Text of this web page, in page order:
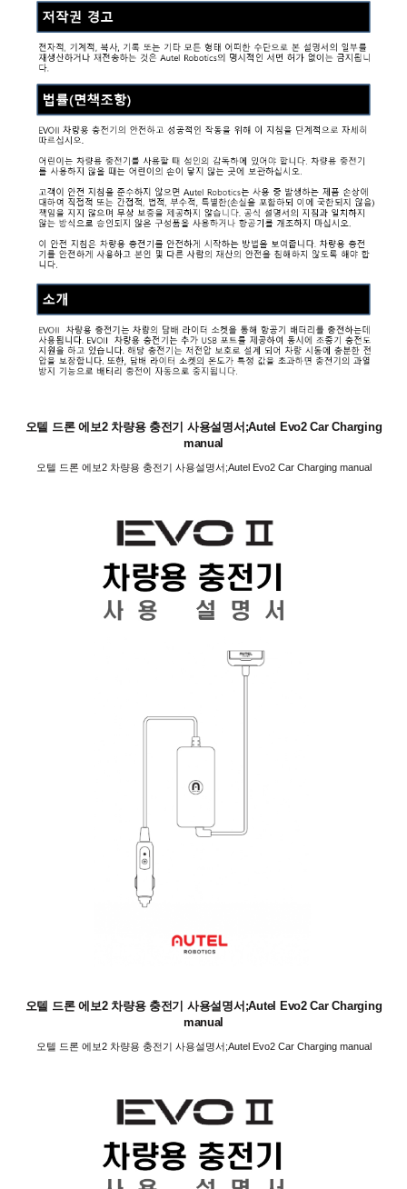
오텔 드론 에보2 차량용 충전기 사용설명서;Autel Evo2 Car Charging
manual
오텔 드론 에보2 차량용 충전기 사용설명서;Autel Evo2 Car Charging manual
오텔 드론 에보2 차량용 충전기 사용설명서;Autel Evo2 Car Charging
manual
오텔 드론 에보2 차량용 충전기 사용설명서;Autel Evo2 Car Charging manual